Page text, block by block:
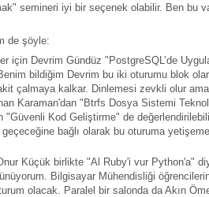
semineri iyi bir seçenek olabilir. Ben bu
de şöyle:
için Devrim Gündüz "PostgreSQL’de
bildiğim Devrim bu iki oturumu blok
çalmaya kalkar. Dinlemesi zevkli olur
Karaman'dan "Btrfs Dosya Sistemi
"Güvenli Kod Geliştirme" de
bağlı olarak bu oturuma
Küçük birlikte "Al Ruby'i vur Python'a"
Bilgisayar Mühendisliği
olacak. Paralel bir salonda da Akın